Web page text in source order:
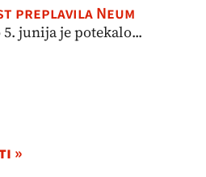
preplavila Neum
5. junija je potekalo...
»